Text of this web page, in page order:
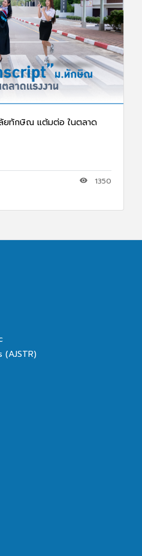
ยทักษิณ แต้มต่อ ในตลาด
1350